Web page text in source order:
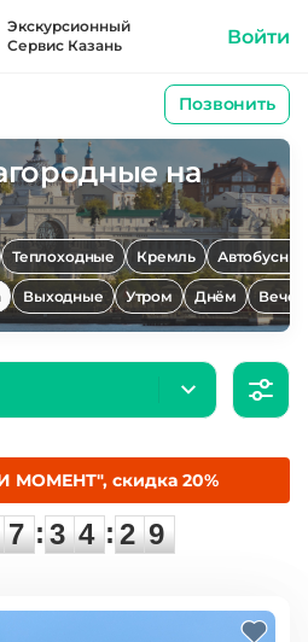
Позвонить
Экскурсионный
Сервис Казань
Войти
на
Теплоходные Кремль
Выходные Утром Днём
скидка 20%
7
7 :
3
3
4
4 :
2
2
8
8